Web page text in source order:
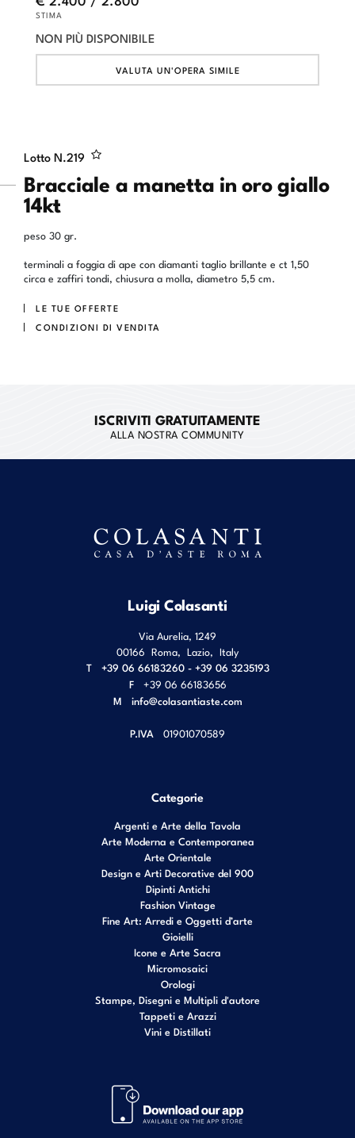
Lotto N.219
Bracciale a manetta in oro giallo
14kt
peso 30 gr.
terminali a foggia di ape con diamanti taglio brillante e ct 1,50
circa e zaffiri tondi, chiusura a molla, diametro 5,5 cm.
LE TUE OFFERTE
CONDIZIONI DI VENDITA
STIMA
NON PIÙ DISPONIBILE
VALUTA UN'OPERA SIMILE
ISCRIVITI GRATUITAMENTE
ALLA NOSTRA COMMUNITY
Luigi Colasanti
Via Aurelia, 1249
00166 Roma Lazio Italy
T
+39 06 66183260 - +39 06 3235193
F
+39 06 66183656
M info@colasantiaste.com
P.IVA 01901070589
Categorie
Argenti e Arte della Tavola
Arte Moderna e Contemporanea
Arte Orientale
Design e Arti Decorative del 900
Dipinti Antichi
Fashion Vintage
Fine Art: Arredi e Oggetti d’arte
Gioielli
Icone e Arte Sacra
Micromosaici
Orologi
Stampe, Disegni e Multipli d'autore
Tappeti e Arazzi
Vini e Distillati